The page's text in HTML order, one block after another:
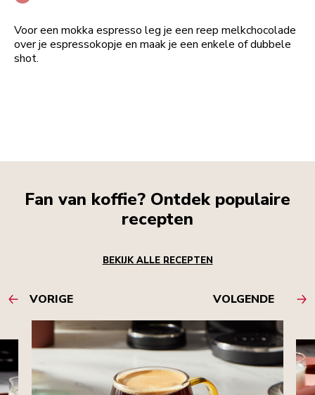
Voor een mokka espresso leg je een reep melkchocolade
over je espressokopje en maak je een enkele of dubbele
shot.
Fan van koffie? Ontdek populaire
recepten
BEKIJK ALLE RECEPTEN
VORIGE VOLGENDE